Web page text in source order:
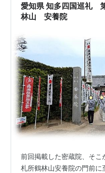
愛知県 知多四国巡礼
林山 安養院
前回掲載した密蔵院、そ
札所鶴林山安養院の門前